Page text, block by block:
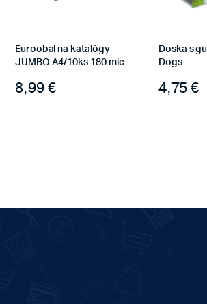
Euroobal na katalógy
JUMBO A4/10ks 180 mic
8,99€
Doska s
Dogs
4,75€